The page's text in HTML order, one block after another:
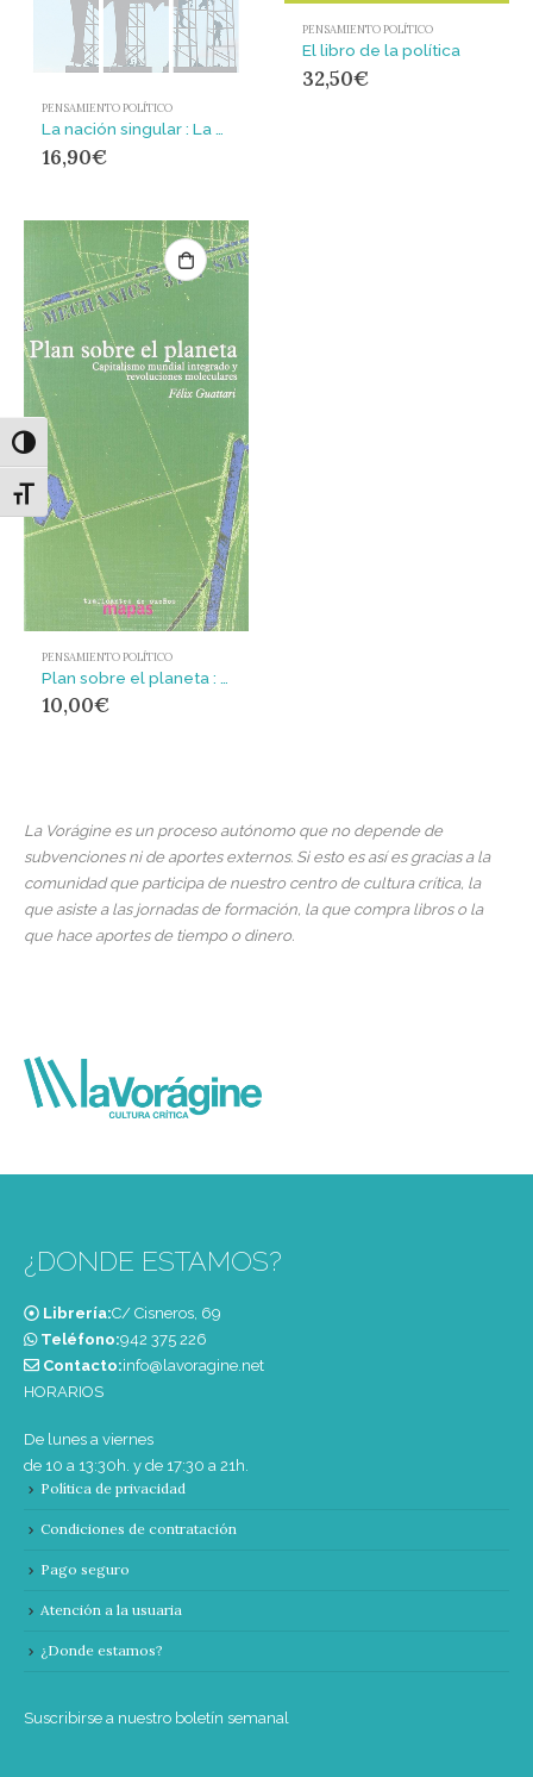
Alternar alto contraste
Alternar tamaño de letra
PENSAMIENTO POLÍTICO
16,90€
PENSAMIENTO POLÍTICO
El libro de la política
32,50€
PENSAMIENTO POLÍTICO
10,00€
La Vorágine es un proceso autónomo que no depende de
subvenciones ni de aportes externos. Si esto es así es gracias a la
comunidad que participa de nuestro centro de cultura crítica, la
que asiste a las jornadas de formación, la que compra libros o la
que hace aportes de tiempo o dinero.
¿DONDE ESTAMOS?
Librería:C/ Cisneros, 69
Teléfono:‭942 375 226‬
Contacto:info@lavoragine.net
HORARIOS
De lunes a viernes
de 10 a 13:30h. y de 17:30 a 21h.
Política de privacidad
Condiciones de contratación
Pago seguro
Atención a la usuaria
¿Donde estamos?
Suscribirse a nuestro boletín semanal